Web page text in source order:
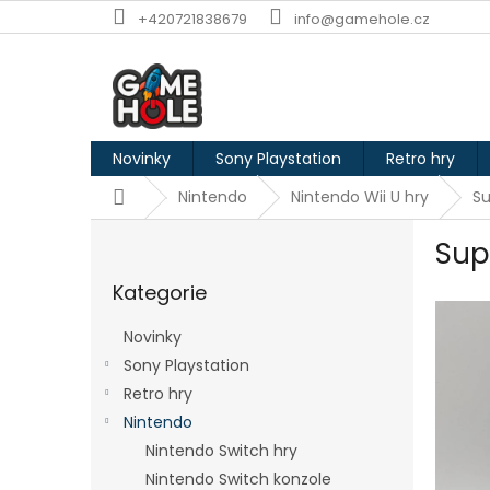
na
+420721838679 info@gamehole.cz
Novinky Sony Playstation Retro hry
DomůNintendo Nintendo Wii U hry
kategorie
Kategorie
Novinky
Sony Playstation
Retro hry
Nintendo
Nintendo Switch hry
Nintendo Switch konzole